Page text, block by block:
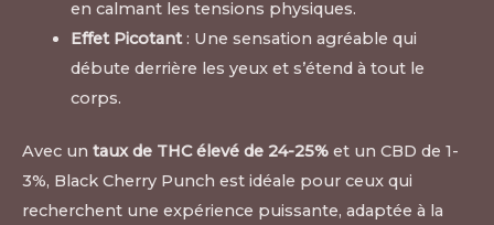
en calmant les tensions physiques.
Effet Picotant: Une sensation agréable qui
débute derrière les yeux et s’étend à tout le
corps.
Avec un taux de THC élevé de 24-25% et un CBD de 1-
3%, Black Cherry Punch est idéale pour ceux qui
recherchent une expérience puissante, adaptée à la